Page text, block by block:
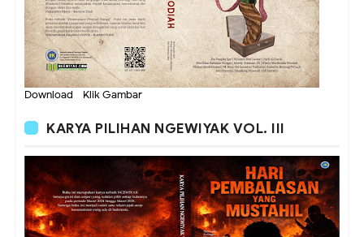
Download - Klik Gambar
KARYA PILIHAN NGEWIYAK VOL. III